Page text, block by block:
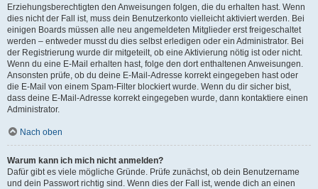
Erziehungsberechtigten den Anweisungen folgen, die du erhalten hast. Wenn
dies nicht der Fall ist, muss dein Benutzerkonto vielleicht aktiviert werden. Bei
einigen Boards müssen alle neu angemeldeten Mitglieder erst freigeschaltet
werden – entweder musst du dies selbst erledigen oder ein Administrator. Bei
der Registrierung wurde dir mitgeteilt, ob eine Aktivierung nötig ist oder nicht.
Wenn du eine E-Mail erhalten hast, folge den dort enthaltenen Anweisungen.
Ansonsten prüfe, ob du deine E-Mail-Adresse korrekt eingegeben hast oder
die E-Mail von einem Spam-Filter blockiert wurde. Wenn du dir sicher bist,
dass deine E-Mail-Adresse korrekt eingegeben wurde, dann kontaktiere einen
Administrator.
Nach oben
Warum kann ich mich nicht anmelden?
Dafür gibt es viele mögliche Gründe. Prüfe zunächst, ob dein Benutzername
und dein Passwort richtig sind. Wenn dies der Fall ist, wende dich an einen